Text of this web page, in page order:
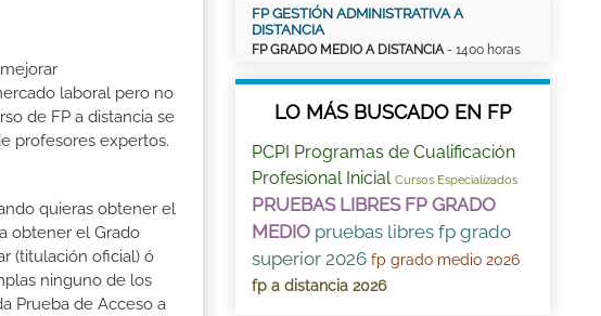
laboral pero no
de FP a distancia se
profesores expertos.
quieras obtener el
obtener el Grado
(titulación oficial) ó
ninguno de los
Prueba de Acceso a
FP GESTIÓN ADMINISTRATIVA A
DISTANCIA
FP GRADO MEDIO A DISTANCIA- 1400 horas
LO MÁS BUSCADO EN FP
PCPI Programas de Cualificación
Profesional Inicial Cursos Especializados
PRUEBAS LIBRES FP GRADO
MEDIO pruebas libres fp grado
superior 2026 fp grado medio 2026
fp a distancia 2026